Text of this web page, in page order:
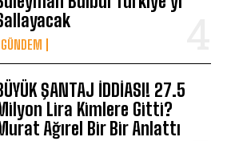
GÜNDEM
ŞANTAJ İDDİASI! 27.5
Lira Kimlere Gitti?
Ağırel Bir Bir Anlattı